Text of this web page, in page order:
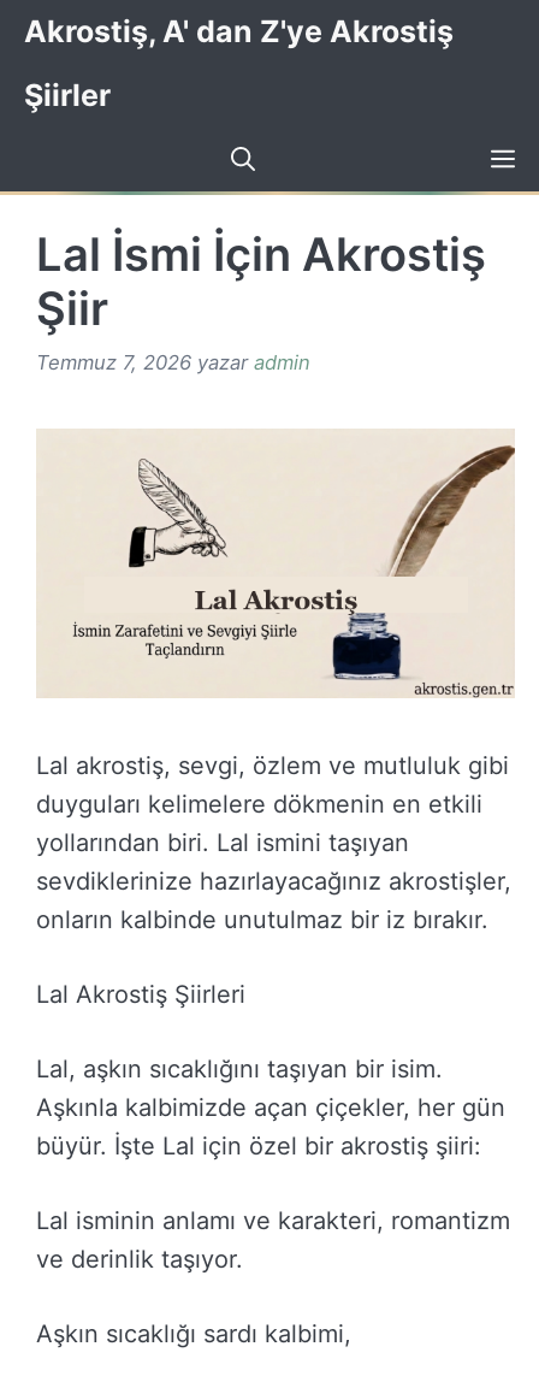
İçeriğe
Akrostiş, A' dan Z'ye Akrostiş
Şiirler
Lal İsmi İçin Akrostiş
Şiir
Temmuz 7, 2026 yazar admin
Lal akrostiş, sevgi, özlem ve mutluluk gibi
duyguları kelimelere dökmenin en etkili
yollarından biri. Lal ismini taşıyan
sevdiklerinize hazırlayacağınız akrostişler,
onların kalbinde unutulmaz bir iz bırakır.
Lal Akrostiş Şiirleri
Lal, aşkın sıcaklığını taşıyan bir isim.
Aşkınla kalbimizde açan çiçekler, her gün
büyür. İşte Lal için özel bir akrostiş şiiri:
Lal isminin anlamı ve karakteri, romantizm
ve derinlik taşıyor.
Aşkın sıcaklığı sardı kalbimi,